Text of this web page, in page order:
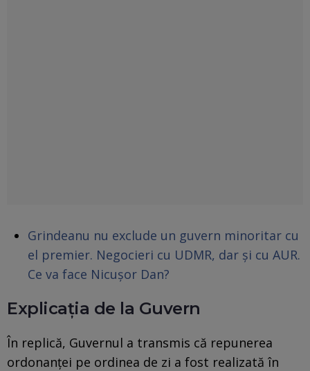
Grindeanu nu exclude un guvern minoritar cu
el premier. Negocieri cu UDMR, dar și cu AUR.
Ce va face Nicușor Dan?
Explicaţia de la Guvern
În replică, Guvernul a transmis că repunerea
ordonanței pe ordinea de zi a fost realizată în